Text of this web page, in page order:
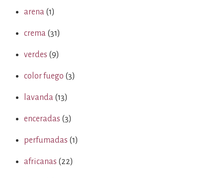
arena (1)
crema (31)
verdes (9)
color fuego (3)
lavanda (13)
enceradas (3)
perfumadas (1)
africanas (22)